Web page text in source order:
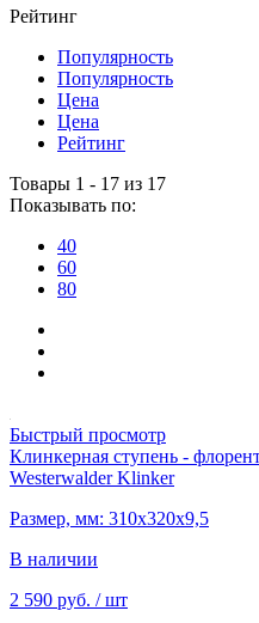
Рейтинг
Популярность
Популярность
Цена
Цена
Рейтинг
Товары 1 - 17 из 17
Показывать по:
40
60
80
Быстрый просмотр
Клинкерная ступень -
Westerwalder Klinker
Размер, мм: 310х320х9,5
В наличии
2 590 руб. / шт